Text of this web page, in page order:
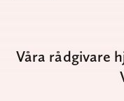
Våra rådgivare